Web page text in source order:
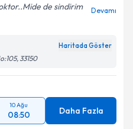
de sindirim
Devamı
Haritada Göster
33150
10 Ağu
08:50 Daha Fazla